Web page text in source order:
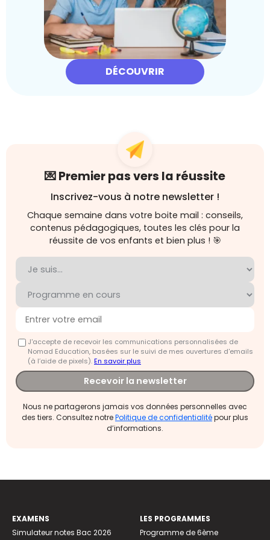
DÉCOUVRIR
💌 Premier pas vers la réussite
Inscrivez-vous à notre newsletter !
Chaque semaine dans votre boite mail : conseils,
contenus pédagogiques, toutes les clés pour la
réussite de vos enfants et bien plus ! 🎯
J'accepte de recevoir les communications personnalisées de
Nomad Education, basées sur le suivi de mes ouvertures d'emails
(à l’aide de pixels).En savoir plus
Recevoir la newsletter
Nous ne partagerons jamais vos données personnelles avec
des tiers. Consultez notrePolitique de confidentialitépour plus
d’informations.
EXAMENS
Simulateur notes Bac 2026
LES PROGRAMMES
Programme de 6ème